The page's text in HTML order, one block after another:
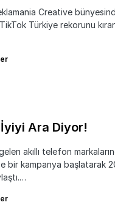
Creative
Türkiye rekorunu
Ara Diyor!
akıllı telefon
bir kampanya başlatarak